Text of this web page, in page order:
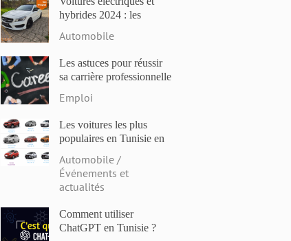
hybrides 2024 : les
et les dernières
Automobile
Les astuces pour réussir
sa carrière professionnelle
Emploi
Les voitures les plus
populaires en Tunisie en
prix et des caractéristiques
Automobile /
Événements et
actualités
Comment utiliser
ChatGPT en Tunisie ?